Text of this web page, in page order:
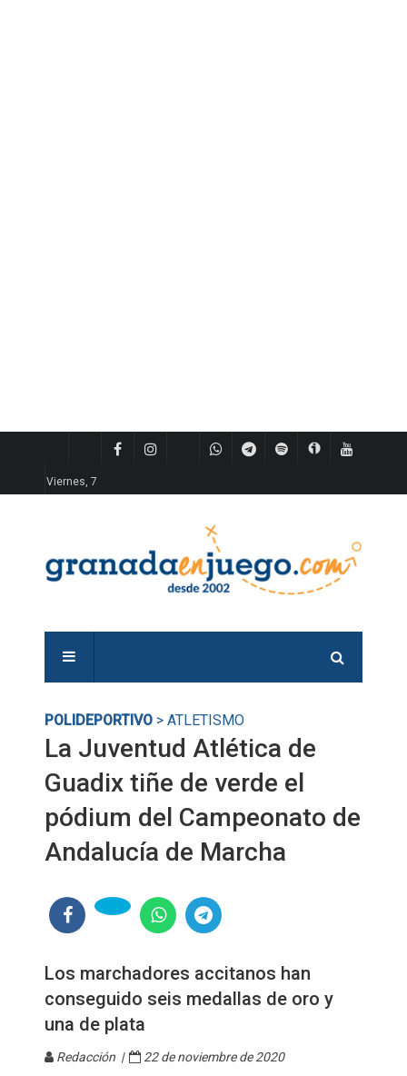
Viernes, 7
POLIDEPORTIVO > ATLETISMO
La Juventud Atlética de
Guadix tiñe de verde el
pódium del Campeonato de
Andalucía de Marcha
Los marchadores accitanos han
conseguido seis medallas de oro y
una de plata
Redacción | 22 de noviembre de 2020